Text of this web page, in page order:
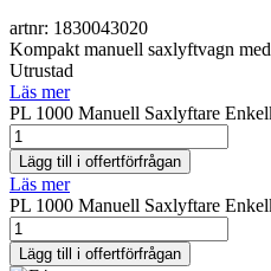
artnr: 1830043020
Kompakt manuell saxlyftvagn
Utrustad
Läs mer
PL 1000 Manuell Saxlyftare
Lägg till i offertförfrågan
Läs mer
PL 1000 Manuell Saxlyftare
Lägg till i offertförfrågan